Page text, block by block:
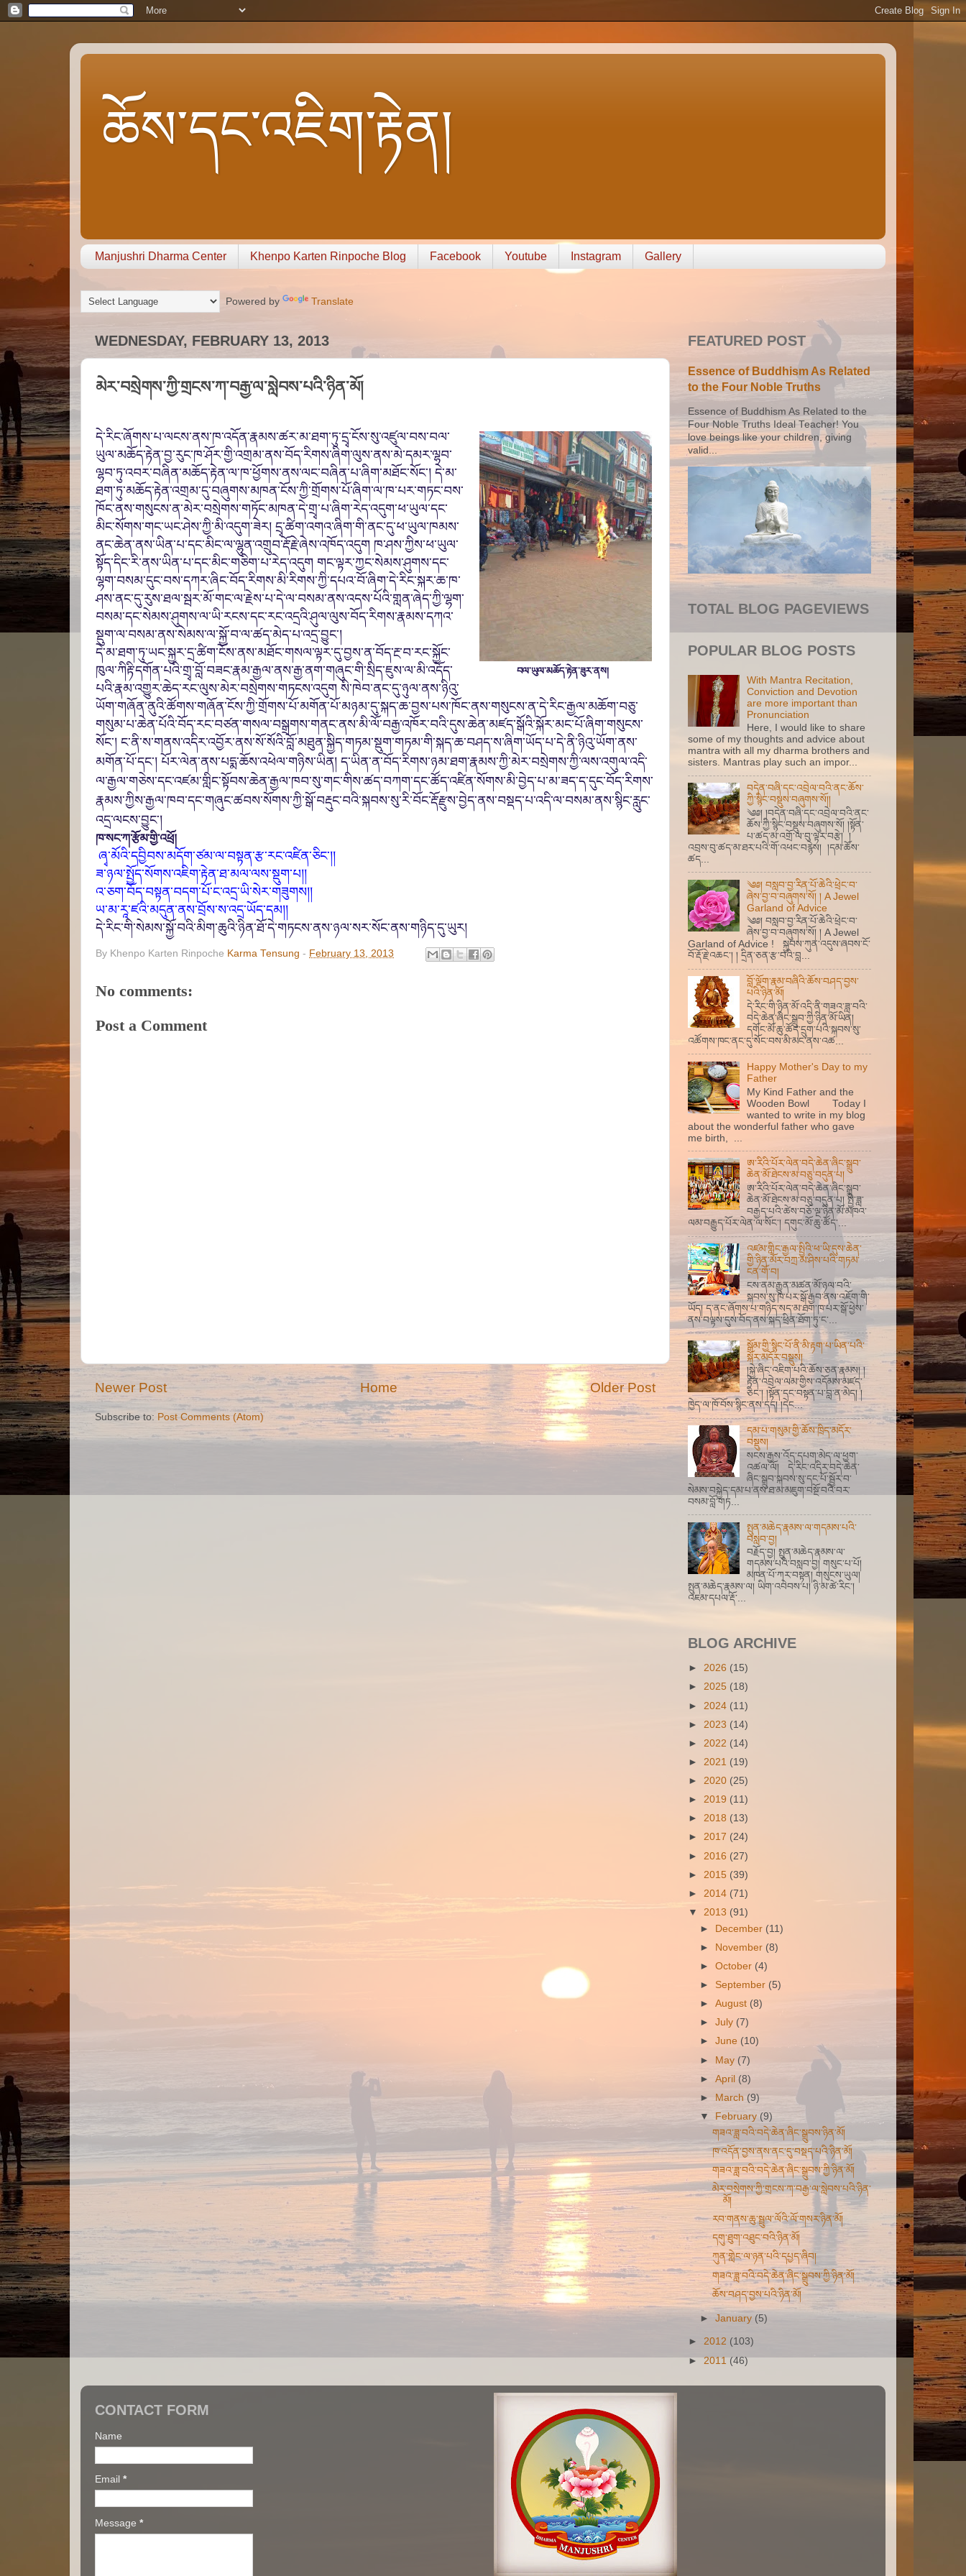
ཆོས་དང་འཇིག་རྟེན།
Manjushri Dharma Center Khenpo Karten Rinpoche Blog Facebook Youtube Instagram Gallery
Powered by Translate
WEDNESDAY, FEBRUARY 13, 2013
མེར་བསྲེགས་ཀྱི་གྲངས་ཀ་བརྒྱ་ལ་སླེབས་པའི་ཉིན་མོ།
བལ་ཡུལ་མཆོད་རྟེན་ཟུར་ནས།
དེ་རིང་ཞོགས་པ་ལངས་ནས་ཁ་འདོན་རྣམས་ཚར་མ་ཐག་ཏུ་དྲྭ་ངོས་སུ་འཛུལ་བས་བལ་
ཡུལ་མཆོད་རྟེན་བྱ་རུང་ཁ་ཤོར་གྱི་འགྲམ་ནས་བོད་རིགས་ཞིག་ལུས་ནས་མེ་དམར་ལྷབ་
ལྷབ་ཏུ་འབར་བཞིན་མཆོད་རྟེན་ལ་ཁ་ཕྱོགས་ནས་ལང་བཞིན་པ་ཞིག་མཐོང་སོང་། དེ་མ་
ཐག་ཏུ་མཆོད་རྟེན་འགྲམ་དུ་བཞུགས་མཁན་ངོས་ཀྱི་གྲོགས་པོ་ཞིག་ལ་ཁ་པར་གཏང་བས་
ཁོང་ནས་གསུངས་ན་མེར་བསྲེགས་གཏོང་མཁན་དེ་གྲྭ་པ་ཞིག་རེད་འདུག་ཕ་ཡུལ་དང་
མིང་སོགས་གང་ཡང་ཤེས་ཀྱི་མི་འདུག་ཟེར། དྲྭ་ཚིག་འགའ་ཞིག་གི་ནང་དུ་ཕ་ཡུལ་ཁམས་
ནང་ཆེན་ནས་ཡིན་པ་དང་མིང་ལ་ལྷུན་འགྲུབ་རྡོ་རྗེ་ཞེས་འཁོད་འདུག ཁ་ཤས་ཀྱིས་ཕ་ཡུལ་
སྟོད་དིང་རི་ནས་ཡིན་པ་དང་མིང་གཅིག་པ་རེད་འདུག གང་ལྟར་ཀྱང་སེམས་ཤུགས་དང་
ལྷག་བསམ་དུང་བས་དཀར་ཞིང་བོད་རིགས་མི་རིགས་ཀྱི་དཔའ་བོ་ཞིག་དེ་རིང་སྐར་ཆ་ཁ་
ཤས་ནང་དུ་རུས་ཐལ་སྦར་མོ་གང་ལ་རྗེས་པ་དེ་ལ་བསམ་ནས་འདས་པོའི་གླན་ཞེད་ཀྱི་ལྷག་
བསམ་དང་སེམས་ཤུགས་ལ་ཡི་རངས་དང་རང་འདྲའི་ཤུལ་ལུས་བོད་རིགས་རྣམས་དཀའ་
སྡུག་ལ་བསམ་ནས་སེམས་ལ་སྐྱོ་བ་ལ་ཚད་མེད་པ་འདྲ་བྱུང་།
དེ་མ་ཐག་ཏུ་ཡང་སྐྱར་དྲ་ཚིག་ངོས་ནས་མཐོང་གསལ་ལྟར་དུ་བྱས་ན་བོད་རྔ་བ་རང་སྐྱོང་
ཁུལ་ཀིརྟི་དགོན་པའི་གྲྭ་བློ་བཟང་རྣམ་རྒྱལ་ནས་རྒྱ་ནག་གཞུང་གི་སྲིད་ཇུས་ལ་མི་འདོད་
པའི་རྣམ་འགྱུར་ཆེད་རང་ལུས་མེར་བསྲེགས་གཏངས་འདུག སི་ཁེབ་ནང་དུ་ཉུལ་ནས་ཉིའུ་
ཡོག་གཞོན་ནུའི་ཚོགས་གཞོན་ངོས་ཀྱི་གྲོགས་པོ་མགོན་པོ་མཉམ་དུ་སྐད་ཆ་བྱས་པས་ཁོང་ནས་གསུངས་ན་དེ་རིང་རྒྱལ་མཆོག་བཅུ་
གསུམ་པ་ཆེན་པོའི་བོད་རང་བཙན་གསལ་བསྒྲགས་གནང་ནས་མི་ལོ་བརྒྱ་འཁོར་བའི་དུས་ཆེན་མཛད་སྒོའི་སྐོར་མང་པོ་ཞིག་གསུངས་
སོང་། ང་ནི་ས་གནས་འདིར་འབྱོར་ནས་སོ་སོའི་བློ་མཐུན་སྐྱིད་གཏམ་སྡུག་གཏམ་གི་སྐད་ཆ་བཤད་ས་ཞིག་ཡོད་པ་དེ་ནི་ཉིའུ་ཡོག་ནས་
མགན་པོ་དང་། པོར་ལེན་ནས་པདྨ་ཆོས་འཕེལ་གཉིས་ཡིན། ད་ཡིན་ན་བོད་རིགས་ཉམ་ཐག་རྣམས་ཀྱི་མེར་བསྲེགས་ཀྱི་ལས་འགུལ་འདི་
ལ་རྒྱལ་གཅེས་དང་འཛམ་གླིང་སྟོབས་ཆེན་རྒྱལ་ཁབ་སུ་གང་གིས་ཚད་བཀག་དང་ཚོད་འཛིན་སོགས་མི་བྱེད་པ་མ་ཟད་ད་དུང་བོད་རིགས་
རྣམས་ཀྱིས་རྒྱལ་ཁབ་དང་གཞུང་ཚབས་སོགས་ཀྱི་སྒོ་བརྡུང་བའི་སྐབས་སུ་རི་བོང་རྡོ་རྫུས་བྱེད་ནས་བསྡད་པ་འདི་ལ་བསམ་ནས་སྙིང་རླུང་
འདྲ་ལངས་བྱུང་།
ཁ་སང་ཀ་རྩོམ་གྱི་འཕྲོ།
ཞྭ་མོའི་དབྱིབས་མདོག་ཙམ་ལ་བསྟན་རྩ་རང་འཛིན་ཅིང་།།
ཟ་ཉལ་སྤྱོད་སོགས་འཇིག་རྟེན་ཐ་མལ་ལས་སྡུག་པ།།
འ་ཅག་བོད་བསྟན་བདག་པོ་ང་འདྲ་ཡི་སེར་གཟུགས།།
ཡ་མ་རཱ་ཛའི་མདུན་ནས་བྲོས་ས་འདྲ་ཡོད་དམ།།
དེ་རིང་གི་སེམས་སྐྱོ་བའི་མིག་ཆུའི་ཉིན་ཐོ་དེ་གཏངས་ནས་ཉལ་སར་སོང་ནས་གཉིད་དུ་ཡུར།
By Khenpo Karten Rinpoche Karma Tensung - February 13, 2013
No comments:
Post a Comment
Newer Post Older Post
Home
Subscribe to: Post Comments (Atom)
FEATURED POST
Essence of Buddhism As Related
to the Four Noble Truths
Essence of Buddhism As Related to the
Four Noble Truths Ideal Teacher! You
love beings like your children, giving
valid...
TOTAL BLOG PAGEVIEWS
POPULAR BLOG POSTS
With Mantra Recitation,
Conviction and Devotion
are more important than
Pronunciation
Here, I would like to share
some of my thoughts and advice about
mantra with all my dharma brothers and
sisters. Mantras play such an impor...
བདེན་བཞི་དང་འབྲེལ་བའི་ནང་ཆོས་
ཀྱི་སྙིང་བསྡུས་བཞུགས་སོ།།
༄༅། །བདེན་བཞི་དང་འབྲེལ་བའི་ནང་
ཆོས་ཀྱི་སྙིང་བསྡུས་བཞུགས་སོ། །སྟོན་
པ་ཚད་མ་འགྲོ་ལ་བུ་ལྟར་བརྩེ། །
འབྲས་བུ་ཚད་མ་ཐར་པའི་གོ་འཕང་བརྙེས། །དམ་ཆོས་
ཚད...
༄༅། བསླབ་བྱ་རིན་པོ་ཆེའི་ཕྲེང་བ་
ཞེས་བྱ་བ་བཞུགས་སོ། ། A Jewel
Garland of Advice
༄༅། བསླབ་བྱ་རིན་པོ་ཆེའི་ཕྲེང་བ་
ཞེས་བྱ་བ་བཞུགས་སོ། ། A Jewel
Garland of Advice ! སྐྱབས་ཀུན་འདུས་ཞབས་ངོ་
བོ་རྡོ་རྗེ་འཆང་། ། དྲིན་ཅན་རྩ་བའི་བླ...
བློ་ལྡོག་རྣམ་བཞིའི་ཆོས་བཤད་བྱས་
པའི་ཉིན་མོ།
དེ་རིང་གི་ཉིན་མོ་འདི་ནི་གཟའ་ཟླ་བའི་
བདེ་ཆེན་ཞིང་སྒྲུབ་ཀྱི་ཉིན་མོ་ཡིན།
དགོང་མོ་ཆུ་ཚོད་དྲུག་པའི་སྐབས་སུ་
འཚོགས་ཁང་ནང་དུ་སོང་བས་མི་མང་ནས་འཚ...
Happy Mother's Day to my
Father
My Kind Father and the
Wooden Bowl Today I
wanted to write in my blog
about the wonderful father who gave
me birth, ...
ཨ་རིའི་པོར་ལེན་བདེ་ཆེན་ཞིང་སྒྲུབ་
ཆེན་མོ་ཐེངས་མ་བཅུ་བདུན་པ།
ཨ་རིའི་པོར་ལེན་བདེ་ཆེན་ཞིང་སྒྲུབ་
ཆེན་མོ་ཐེངས་མ་བཅུ་བདུན་པ། སྤྱི་ཟླ་
བརྒྱད་པའི་ཚེས་བཅོ་ལྔ་ཉིན་མོ་མཁའ་
ལམ་བརྒྱུད་པོར་ལེན་ལ་སོང་། དགུང་མོ་ཆུ་ཚོད་...
འཛམ་གླིང་རྒྱལ་སྤྱིའི་ཕ་ཡི་དུས་ཆེན་
གྱི་ཉིན་མོར་བཀྲ་མ་ཤིས་པའི་གཏམ་
ངན་གོ་བ།
ངས་ནམ་རྒྱུན་མཚན་མོ་ཉལ་བའི་
སྐབས་སུ་ཁ་པར་སྒོ་རྒྱབ་ནས་འཇོག་གི་
ཡོད། ད་ནང་ཞོགས་པ་གཉིད་སད་མ་ཐག་ཁ་པར་སྒོ་ཕྱེས་
ནས་བལྟས་དུས་བོད་ནས་སྐད་ཕྲིན་ཐོག་ཏུ་ང་...
སྒོམ་གྱི་སྙིང་པོ་ནི་མི་རྟག་པ་ཡིན་པའི་
སྐོར་མདོར་བསྡུས།
།སྐྱེ་ཞིང་འཇིག་པའི་ཆོས་ཅན་རྣམས། །
རྟེན་འབྲེལ་ལམ་གྱིས་འདོམས་མཛད་
ཅིང་། །སྟོན་དང་བསྟན་པ་བླ་ན་མེད། །
ཁྱེད་ལ་ཁོ་བོས་སྙིང་ནས་དད། །དེང...
དམ་པ་གསུམ་གྱི་ཆོས་ཁྲིད་མདོར་
བསྡུས།
སངས་རྒྱས་འོད་དཔག་མེད་ལ་ཕྱག་
འཚལ་ལོ། དེ་རིང་འདིར་བདེ་ཆེན་
ཞིང་སྒྲུབ་སྐབས་སུ་དང་པོ་སྦྱོར་བ་
སེམས་བསྐྱེད་དམ་པ་ནས་ཐ་མ་མཇུག་བསྔོ་བའི་བར་
བསམ་བློ་གཏ...
སྤུན་མཆེད་རྣམས་ལ་གདམས་པའི་
བསླབ་བྱ།
བརྗོད་བྱ། སྤུན་མཆེད་རྣམས་ལ་
གདམས་པའི་བསླབ་བྱ། གསུང་པ་པོ།
མཁན་པོ་ཀར་བསྟན། གསུངས་ཡུལ།
སྤུན་མཆེད་རྣམས་ལ། ཡིག་འབེབས་པ། ཉི་མ་ཚེ་རིང་།
འཇམ་དཔལ་རྡོ་...
BLOG ARCHIVE
► 2026 (15)
► 2025 (18)
► 2024 (11)
► 2023 (14)
► 2022 (14)
► 2021 (19)
► 2020 (25)
► 2019 (11)
► 2018 (13)
► 2017 (24)
► 2016 (27)
► 2015 (39)
► 2014 (71)
▼ 2013 (91)
► December (11)
►
November (8)
►October (4)
► September (5)
►August (8)
►July (7)
►June (10)
► May (7)
►April(8)
►
March (9)
▼
February (9)
གཟའ་ཟླ་བའི་བདེ་ཆེན་ཞིང་སྒྲུབས་ཉིན་མོ།
ཁ་འདོན་བྱས་ནས་ནང་དུ་བསྡད་པའི་ཉིན་མོ།
གཟའ་ཟླ་བའི་བདེ་ཆེན་ཞིང་སྒྲུབས་ཀྱི་ཉིན་མོ།
མེར་བསྲེགས་ཀྱི་གྲངས་ཀ་བརྒྱ་ལ་སླེབས་པའི་ཉིན་
མོ།
རབ་གནས་ཆུ་སྦྲུལ་ལོའི་ལོ་གསར་ཉིན་མོ།
དགུ་ཐུག་འཐུང་བའི་ཉིན་མོ།
ཀུན་གླེང་ལ་ཉན་པའི་དཔྱད་ཞིབ།
གཟའ་ཟླ་བའི་བདེ་ཆེན་ཞིང་སྒྲུབས་ཀྱི་ཉིན་མོ།
ཆོས་བཤད་བྱས་པའི་ཉིན་མོ།
►January (5)
► 2012 (103)
►2011(46)
CONTACT FORM
Name
Email *
Message *